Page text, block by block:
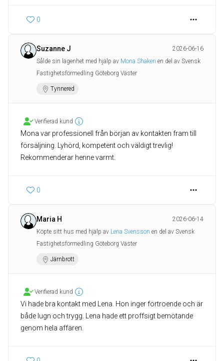
0
Suzanne J
2026-06-16
Sålde sin lägenhet med hjälp av Mona Shakeri en del av Svensk
Fastighetsförmedling Göteborg Väster
Tynnered
Verifierad kund
Mona var professionell från början av kontakten fram till
försäljning. Lyhörd, kompetent och väldigt trevlig!
Rekommenderar henne varmt.
0
Maria H
2026-06-14
Köpte sitt hus med hjälp av Lena Svensson en del av Svensk
Fastighetsförmedling Göteborg Väster
Järnbrott
Verifierad kund
Vi hade bra kontakt med Lena. Hon inger förtroende och är
både lugn och trygg. Lena hade ett proffsigt bemötande
genom hela affären.